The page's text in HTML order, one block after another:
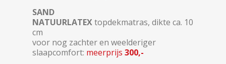
SAND
NATUURLATEXtopdekmatras, dikte ca. 10
cm
voor nog zachter en weelderiger
slaapcomfort: meerprijs 300,-